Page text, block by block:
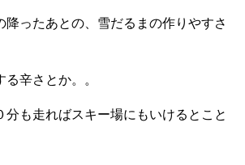
降ったあとの、雪だるまの作りやすさ
辛さとか。。
分も走ればスキー場にもいけるとこと